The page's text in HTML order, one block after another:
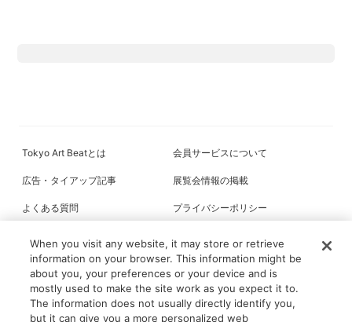
Tokyo Art Beatとは 会員サービスについて
広告・タイアップ記事 展覧会情報の掲載
よくある質問 プライバシーポリシー
All content on this site is © its respective owner(s). Tokyo Art Beat (2004-
2026).
When you visit any website, it may store or retrieve
information on your browser. This information might be
about you, your preferences or your device and is
mostly used to make the site work as you expect it to.
The information does not usually directly identify you,
but it can give you a more personalized web